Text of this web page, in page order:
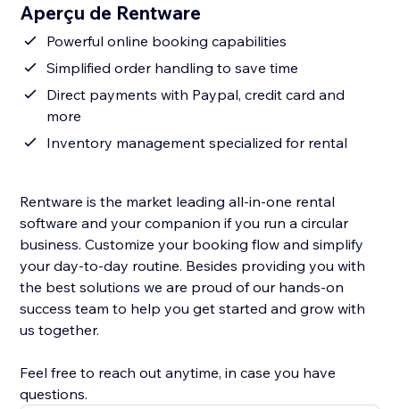
Aperçu de Rentware
Powerful online booking capabilities
Simplified order handling to save time
Direct payments with Paypal, credit card and
more
Inventory management specialized for rental
Rentware is the market leading all-in-one rental
software and your companion if you run a circular
business. Customize your booking flow and simplify
your day-to-day routine. Besides providing you with
the best solutions we are proud of our hands-on
success team to help you get started and grow with
us together.
Feel free to reach out anytime, in case you have
questions.